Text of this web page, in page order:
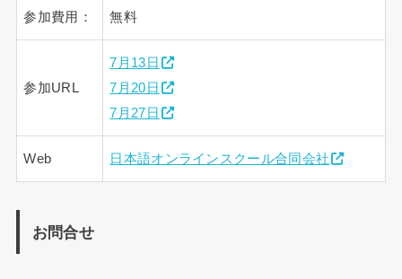
参加費用： 無料
参加URL
7⽉13日
7⽉20日
7⽉27日
Web 日本語オンラインスクール合同会社
お問合せ